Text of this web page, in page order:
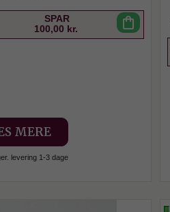
SPAR
100,00 kr.
shopping_bag
MERE
levering 1-3 dage